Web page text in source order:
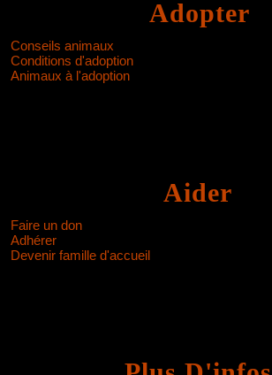
Adopter
Conseils animaux
Conditions d'adoption
Animaux à l'adoption
Aider
Faire un don
Adhérer
Devenir famille d'accueil